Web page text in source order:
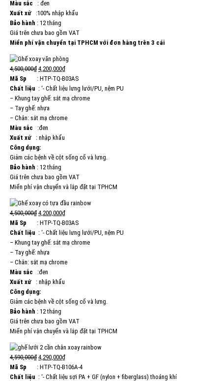
Màu sắc
: đen
Xuất xứ
:100% nhập khẩu
Bảo hành : 12 tháng
Giá trên chưa bao gồm VAT
Miển phí vận chuyển tại TPHCM với đơn hàng trên 3 cái
4,500,000₫ 4,200,000₫
Mã Sp : HTP-TQ-B03AS
Chất liệu : ‘- Chất liệu lưng lưới/PU, nệm PU
– Khung tay ghế: sắt mạ chrome
– Tay ghế: nhựa
– Chân: sắt mạ chrome
Màu sắc :đen
Xuất xứ : nhập khẩu
Công dụng:
Giảm các bệnh về cột sống cổ và lưng.
Bảo hành : 12 tháng
Giá trên chưa bao gồm VAT
Miển phí vận chuyển và lắp đặt tại TPHCM
4,500,000₫ 4,200,000₫
Mã Sp : HTP-TQ-B03AS
Chất liệu : ‘- Chất liệu lưng lưới/PU, nệm PU
– Khung tay ghế: sắt mạ chrome
– Tay ghế: nhựa
– Chân: sắt mạ chrome
Màu sắc :đen
Xuất xứ : nhập khẩu
Công dụng:
Giảm các bệnh về cột sống cổ và lưng.
Bảo hành : 12 tháng
Giá trên chưa bao gồm VAT
Miển phí vận chuyển và lắp đặt tại TPHCM
4,590,000₫ 4,290,000₫
Mã Sp : HTP-TQ-B106A-4
Chất liệu : ‘- Chất liệu sợi PA + GF (nylon + fiberglass) thoáng khí